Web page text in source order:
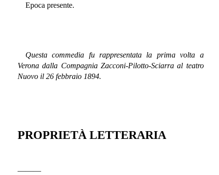
Epoca presente.
Questa commedia fu rappresentata la prima volta a
Verona dalla Compagnia Zacconi-Pilotto-Sciarra al teatro
Nuovo il 26 febbraio 1894.
PROPRIETÀ LETTERARIA
———